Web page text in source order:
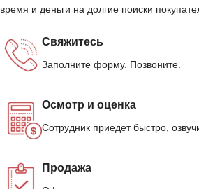
время и деньги на долгие поиски
Свяжитесь
Заполните форму. Позвоните.
Осмотр и оценка
Сотрудник приедет быстро,
Продажа